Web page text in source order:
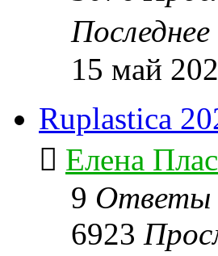
15 май
Ruplastica
Елена
9 Ответы
6923